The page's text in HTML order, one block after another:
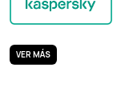
VER MÁS